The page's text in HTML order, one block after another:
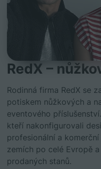
RedX –
Rodinná firma RedX se
potiskem nůžkových a
eventového
kteří nakonfigurovali
profesionální a
zemích po celé Evropě
prodaných stanů.